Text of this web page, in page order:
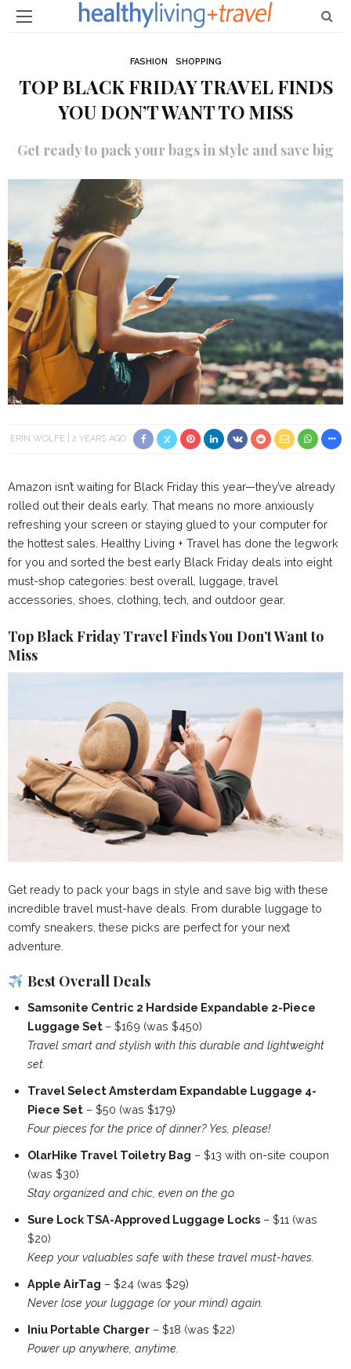
FASHION SHOPPING
TOP BLACK FRIDAY TRAVEL FINDS
YOU DON’T WANT TO MISS
Get ready to pack your bags in style and save big
ERIN WOLFE 2 YEARS AGO
Amazon isn’t waiting for Black Friday this year—they’ve already
rolled out their deals early. That means no more anxiously
refreshing your screen or staying glued to your computer for
the hottest sales. Healthy Living + Travel has done the legwork
for you and sorted the best early Black Friday deals into eight
must-shop categories: best overall, luggage, travel
accessories, shoes, clothing, tech, and outdoor gear.
Top Black Friday Travel Finds You Don’t Want to
Miss
Get ready to pack your bags in style and save big with these
incredible travel must-have deals. From durable luggage to
comfy sneakers, these picks are perfect for your next
adventure.
Best Overall Deals
Samsonite Centric 2 Hardside Expandable 2-Piece
Luggage Set – $169 (was $450)
Travel smart and stylish with this durable and lightweight
set.
Travel Select Amsterdam Expandable Luggage 4-
Piece Set – $50 (was $179)
Four pieces for the price of dinner? Yes, please!
OlarHike Travel Toiletry Bag – $13 with on-site coupon
(was $30)
Stay organized and chic, even on the go.
Sure Lock TSA-Approved Luggage Locks – $11 (was
$20)
Keep your valuables safe with these travel must-haves.
Apple AirTag – $24 (was $29)
Never lose your luggage (or your mind) again.
Iniu Portable Charger – $18 (was $22)
Power up anywhere, anytime.